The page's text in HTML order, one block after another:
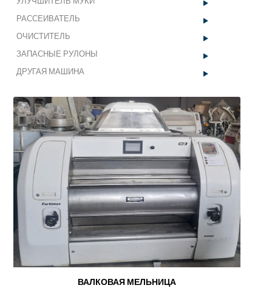
ЗАПАСНЫЕ
РУЛОНЫ
ДРУГАЯ
МАШИНА
Услуги
Секторы
Галерея
Новости
Контакт
info@mungantarim.com
РАССЕИВАТЕЛЬ
ОЧИСТИТЕЛЬ
ЗАПАСНЫЕ РУЛОНЫ
ДРУГАЯ МАШИНА
ВАЛКОВАЯ МЕЛЬНИЦА